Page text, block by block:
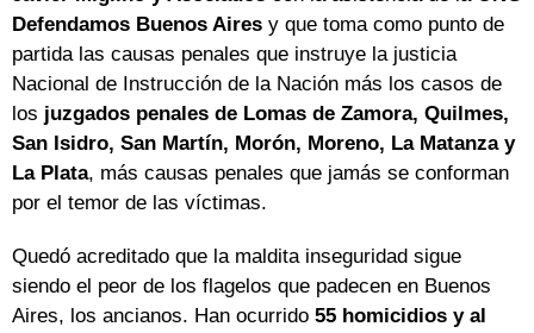
Defendamos Buenos Aires y que toma como punto de
partida las causas penales que instruye la justicia
Nacional de Instrucción de la Nación más los casos de
los juzgados penales de Lomas de Zamora, Quilmes,
San Isidro, San Martín, Morón, Moreno, La Matanza y
La Plata, más causas penales que jamás se conforman
por el temor de las víctimas.
Quedó acreditado que la maldita inseguridad sigue
siendo el peor de los flagelos que padecen en Buenos
Aires, los ancianos. Han ocurrido 55 homicidios y al